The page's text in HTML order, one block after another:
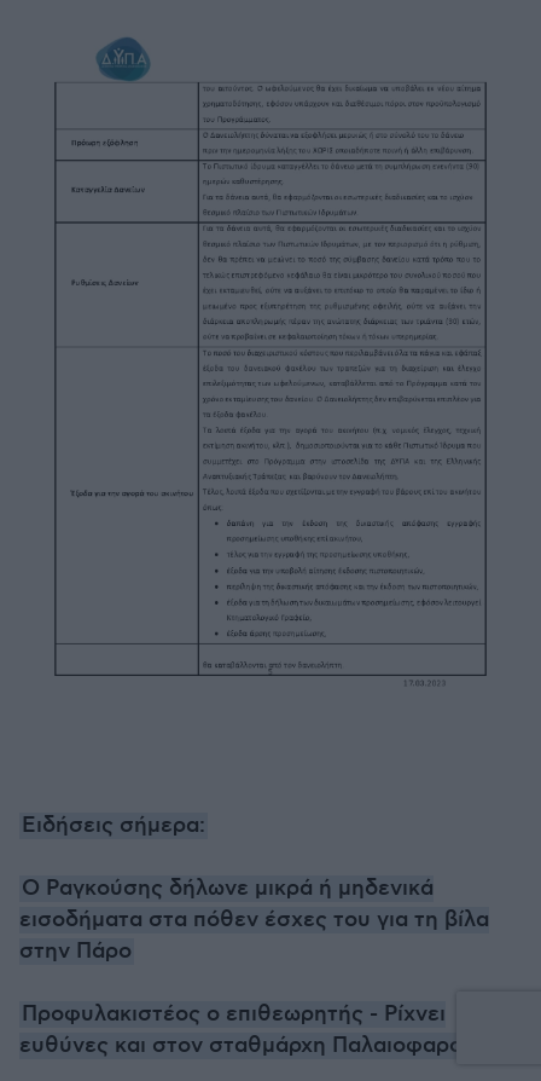
Ειδήσεις σήμερα:
Ο Ραγκούσης δήλωνε μικρά ή μηδενικά
εισοδήματα στα πόθεν έσχες του για τη βίλα
στην Πάρο
Προφυλακιστέος ο επιθεωρητής - Ρίχνει
ευθύνες και στον σταθμάρχη Παλαιοφαρσάλου